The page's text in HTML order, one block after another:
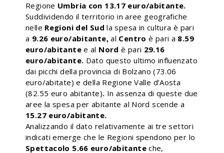
Regione Umbria con 13.17 euro/abitante.
Suddividendo il territorio in aree geografiche
nelle Regioni del Sudla spesa in cultura è pari
a 9.26 euro/abitante,al Centro è pari a 8.59
euro/abitantee al Nord è pari 29.16
euro/abitante. Dato questo ultimo influenzato
dai picchi della provincia di Bolzano (73.06
euro/abitate) e della Regione Valle d’Aosta
(82.55 euro abitante). In assenza di queste due
aree la spesa per abitante al Nord scende a
15.27 euro/abitante.
Analizzando il dato relativamente ai tre settori
indicati emerge che le Regioni spendono per lo
Spettacolo 5.66 euro/abitanteche,